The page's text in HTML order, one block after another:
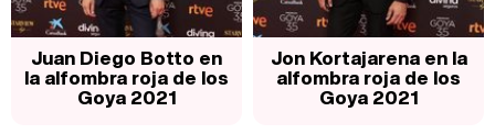
Juan Diego Botto en
la alfombra roja de los
Goya 2021
Jon Kortajarena en la
alfombra roja de los
Goya 2021